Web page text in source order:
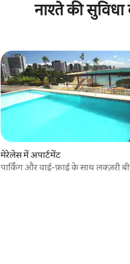
नाश्ते की
मेरेलेस में अपार्टमेंट
पार्किंग और वाई-फ़ाई के साथ लक्ज़री